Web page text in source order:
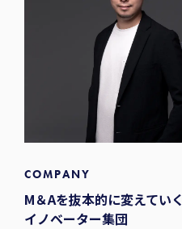
COMPANY
M＆Aを抜本的に変えていく
イノベーター集団